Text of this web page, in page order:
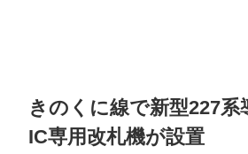
きのくに線で新型227
IC専用改札機が設置